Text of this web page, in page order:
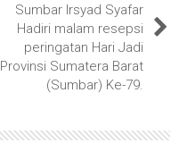
Sumbar Irsyad Syafar
Hadiri malam resepsi
peringatan Hari Jadi
Provinsi Sumatera Barat
(Sumbar) Ke-79.